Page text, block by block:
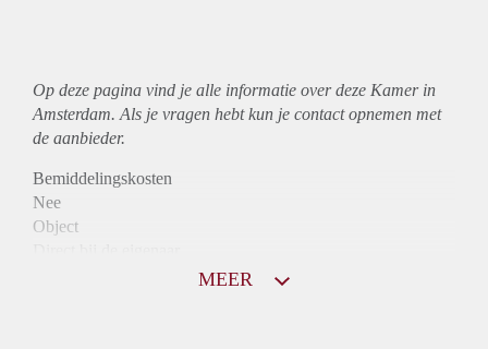
Op deze pagina vind je alle informatie over deze Kamer in
Amsterdam. Als je vragen hebt kun je contact opnemen met
de aanbieder.
Bemiddelingskosten
Nee
Object
MEER